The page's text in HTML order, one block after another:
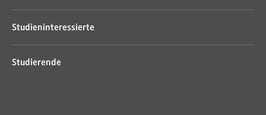
Studieninteressierte
Studierende